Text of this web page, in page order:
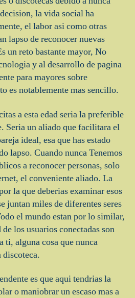
la vida social ha
el labor asi­ como otras
lapso de reconocer nuevas
un reto bastante mayor, No
y al desarrollo de pagina
para mayores sobre
es notablemente mas sencillo.
a esta edad seri­a la preferible
Seri­a un aliado que facilitara el
ideal, esa que has estado
lapso. Cuando nunca Tenemos
a reconocer personas, solo
el conveniente aliado. La
la que deberias examinar esos
juntan miles de diferentes seres
el mundo estan por lo similar,
los usuarios conectadas son
ti, alguna cosa que nunca
discoteca.
es que aqui tendri­as la
o maniobrar un escaso mas a